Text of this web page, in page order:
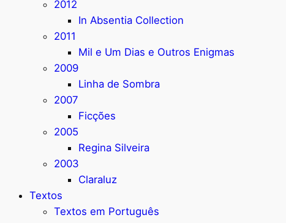
2012
In Absentia Collection
2011
Mil e Um Dias e Outros Enigmas
2009
Linha de Sombra
2007
Ficções
2005
Regina Silveira
2003
Claraluz
Textos
Textos em Português